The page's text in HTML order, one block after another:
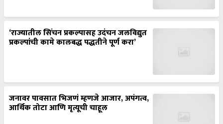
‘राज्यातील सिंचन प्रकल्पासह उदंचन जलविद्युत
प्रकल्पांची कामे कालबद्ध पद्धतीने पूर्ण करा’
जनावर पावसात भिजणं म्हणजे आजार, अपंगत्व,
आर्थिक तोटा आणि मृत्यूची चाहूल